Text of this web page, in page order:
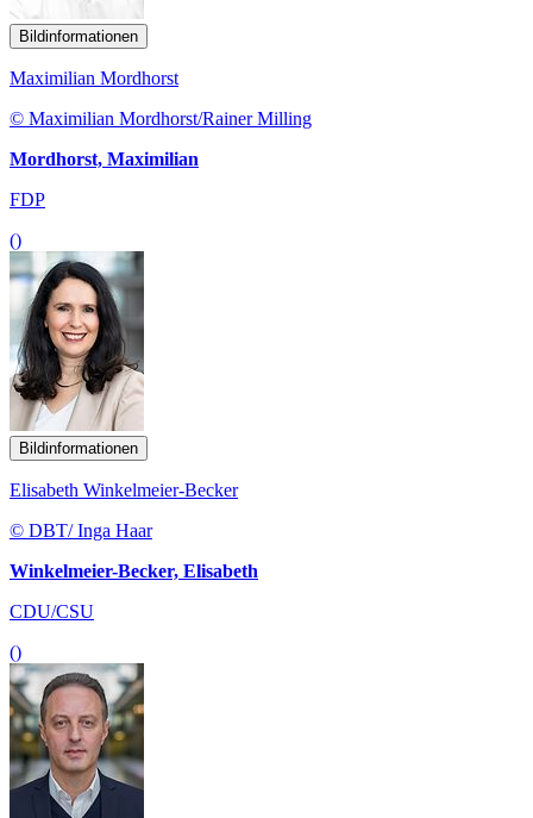
Bildinformationen
Maximilian Mordhorst
© Maximilian Mordhorst/Rainer Milling
Mordhorst, Maximilian
FDP
()
Bildinformationen
Elisabeth Winkelmeier-Becker
© DBT/ Inga Haar
Winkelmeier-Becker, Elisabeth
CDU/CSU
()